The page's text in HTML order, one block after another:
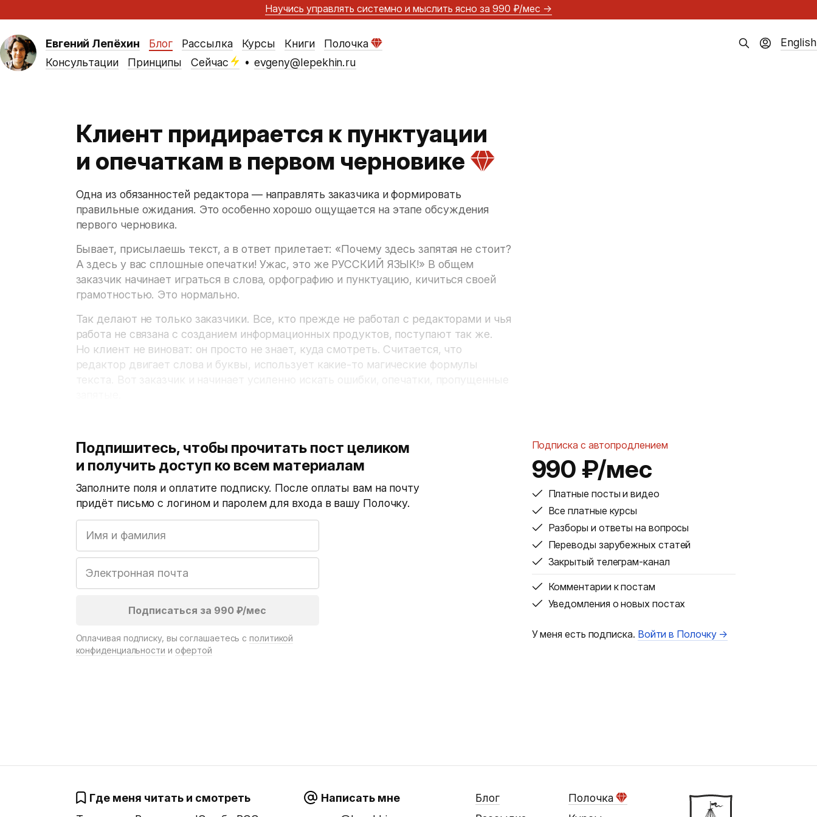
Научись управлять системно и мыслить ясно за 990 ₽/мес →
Евгений Лепёхин Блог Рассылка Курсы Книги
Полочка
Консультации
Принципы Сейчас • evgeny@lepekhin.ru
English
Клиент придирается к пунктуации
и опечаткам в первом черновике
Одна из обязанностей редактора — направлять заказчика и формировать
правильные ожидания. Это особенно хорошо ощущается на этапе обсуждения
первого черновика.
Бывает, присылаешь текст, а в ответ прилетает: «Почему здесь запятая не стоит?
А здесь у вас сплошные опечатки! Ужас, это же РУССКИЙ ЯЗЫК!» В общем
заказчик начинает играться в слова, орфографию и пунктуацию, кичиться своей
грамотностью. Это нормально.
Так делают не только заказчики. Все, кто прежде не работал с редакторами и чья
работа не связана с созданием информационных продуктов, поступают так же.
Но клиент не виноват: он просто не знает, куда смотреть. Считается, что
редактор двигает слова и буквы, использует какие-то магические формулы
текста. Вот заказчик и начинает усиленно искать ошибки, опечатки, пропущенные
Подписка с автопродлением
990 ₽/мес
Платные посты и видео
Все платные курсы
Разборы и ответы на вопросы
Переводы зарубежных статей
Закрытый телеграм-канал
Комментарии к постам
Уведомления о новых постах
У меня есть подписка. Войти в Полочку →
Подпишитесь, чтобы прочитать пост целиком
и получить доступ ко всем материалам
Заполните поля и оплатите подписку. После оплаты вам на почту
придёт письмо с логином и паролем для входа в вашу Полочку.
Оплачивая подписку, вы соглашаетесь с политикой
конфиденциальности и офертой
Где меня читать и смотреть
Написать мне
Блог
Полочка